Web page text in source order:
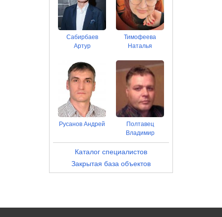
Сабирбаев
Артур
Тимофеева
Наталья
Русанов Андрей
Полтавец
Владимир
Каталог специалистов
Закрытая база объектов